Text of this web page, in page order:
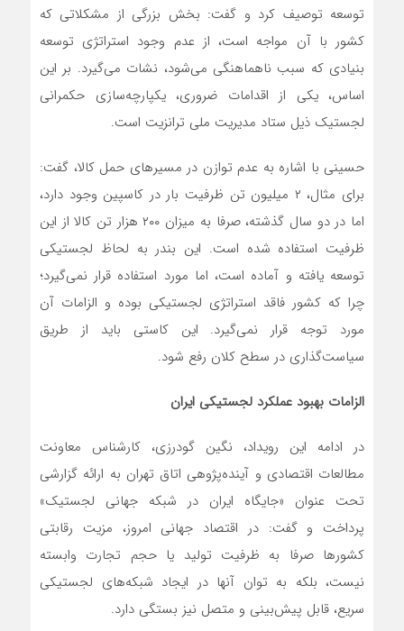
توسعه توصیف کرد و گفت: بخش بزرگی از مشکلاتی که
کشور با آن مواجه است، از عدم وجود استراتژی توسعه
بنیادی که سبب ناهماهنگی می‌شود، نشات می‌گیرد. بر این
اساس، یکی از اقدامات ضروری، یکپارچه‌سازی حکمرانی
لجستیک ذیل ستاد مدیریت ملی ترانزیت است.
حسینی با اشاره به عدم توازن در مسیرهای حمل کالا، گفت:
برای مثال، ۲ میلیون تن ظرفیت بار در کاسپین وجود دارد،
اما در دو سال گذشته، صرفا به میزان ۲۰۰ هزار تن کالا از این
ظرفیت استفاده شده است. این بندر به لحاظ لجستیکی
توسعه یافته و آماده است، اما مورد استفاده قرار نمی‌گیرد؛
چرا که کشور فاقد استراتژی لجستیکی بوده و الزامات آن
مورد توجه قرار نمی‌گیرد. این کاستی باید از طریق
سیاست‌گذاری در سطح کلان رفع شود.
الزامات بهبود عملکرد لجستیکی ایران
در ادامه این رویداد، نگین گودرزی، کارشناس معاونت
مطالعات اقتصادی و آینده‌پژوهی اتاق تهران به ارائه گزارشی
تحت عنوان «جایگاه ایران در شبکه جهانی لجستیک»
پرداخت و گفت: در اقتصاد جهانی امروز، مزیت رقابتی
کشورها صرفا به ظرفیت تولید یا حجم تجارت وابسته
نیست، بلکه به توان آنها در ایجاد شبکه‌های لجستیکی
سریع، قابل پیش‌بینی و متصل نیز بستگی دارد.